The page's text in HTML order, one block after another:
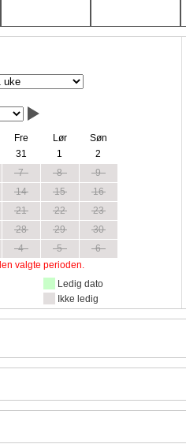
Fre Lør
Søn
31 1
2
7 8
9
14 15
16
21 22
23
28 29
30
4 5
6
valgte perioden.
Ledig dato
Ikke ledig